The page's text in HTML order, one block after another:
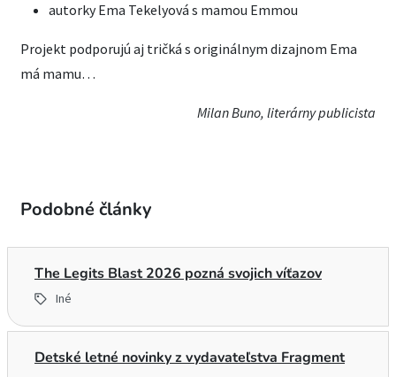
autorky Ema Tekelyová s mamou Emmou
Projekt podporujú aj tričká s originálnym dizajnom Ema
má mamu…
Milan Buno, literárny publicista
Podobné články
The Legits Blast 2026 pozná svojich víťazov
Iné
Detské letné novinky z vydavateľstva Fragment